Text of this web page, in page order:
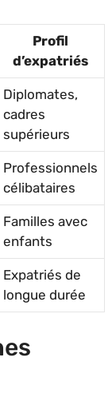
Profil
d’expatriés
Diplomates,
cadres
supérieurs
Professionnels
célibataires
Familles avec
enfants
Expatriés de
longue durée